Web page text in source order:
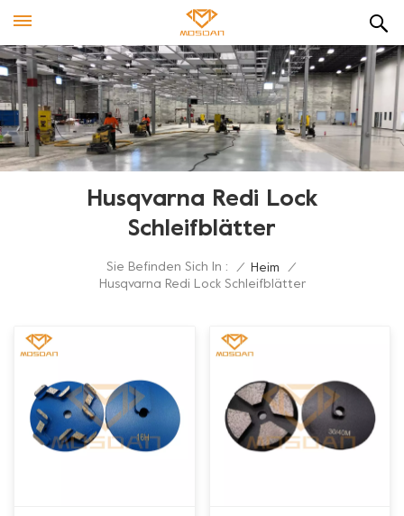
Husqvarna Redi Lock
Schleifblätter
Sie Befinden Sich In : / Heim
/
Husqvarna Redi Lock Schleifblätter